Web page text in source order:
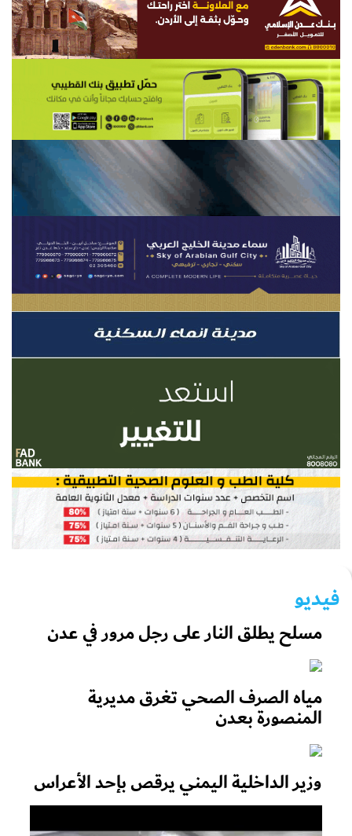
فيديو
مسلح يطلق النار على رجل مرور في عدن
مياه الصرف الصحي تغرق مديرية
المنصورة بعدن
وزير الداخلية اليمني يرقص بإحد الأعراس